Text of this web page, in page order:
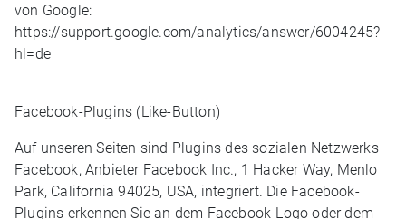
von Google:
https://support.google.com/analytics/answer/6004245?
hl=de
Facebook-Plugins (Like-Button)
Auf unseren Seiten sind Plugins des sozialen Netzwerks
Facebook, Anbieter Facebook Inc., 1 Hacker Way, Menlo
Park, California 94025, USA, integriert. Die Facebook-
Plugins erkennen Sie an dem Facebook-Logo oder dem